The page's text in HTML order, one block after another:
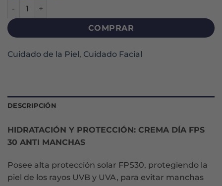
COMPRAR
Cuidado de la Piel , Cuidado Facial
DESCRIPCIÓN
HIDRATACIÓN Y PROTECCIÓN: CREMA DÍA FPS
30 ANTI MANCHAS
Posee alta protección solar FPS30, protegiendo la
piel de los rayos UVB y UVA, para evitar manchas